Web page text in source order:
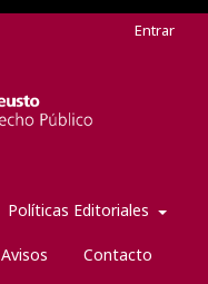
Políticas Editoriales
Avisos Contacto
Entrar